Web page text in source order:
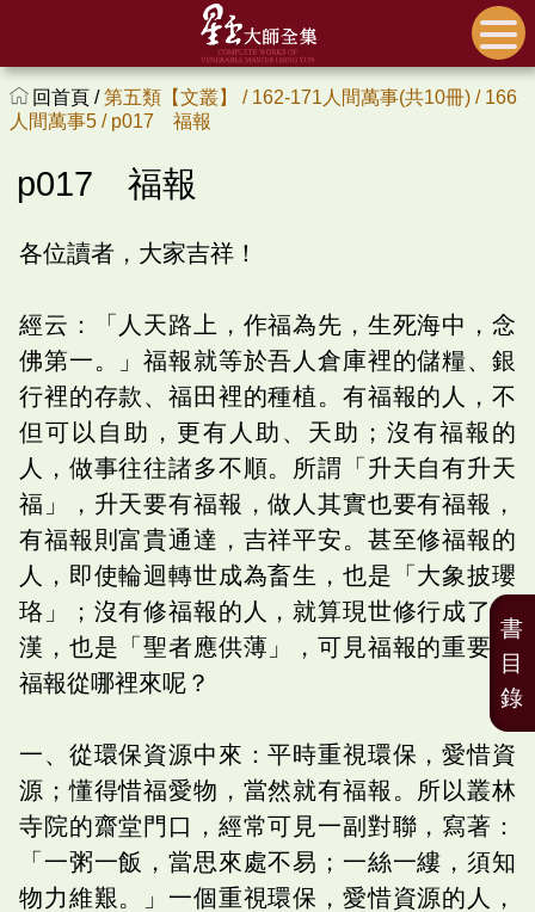
回首頁 /第五類【文叢】 / 162-171人間萬事(共10冊) / 166
人間萬事5 / p017 福報
p017 福報
各位讀者，大家吉祥！
經云：「人天路上，作福為先，生死海中，念
佛第一。」福報就等於吾人倉庫裡的儲糧、銀
行裡的存款、福田裡的種植。有福報的人，不
但可以自助，更有人助、天助；沒有福報的
人，做事往往諸多不順。所謂「升天自有升天
福」，升天要有福報，做人其實也要有福報，
有福報則富貴通達，吉祥平安。甚至修福報的
人，即使輪迴轉世成為畜生，也是「大象披瓔
珞」；沒有修福報的人，就算現世修行成了羅
漢，也是「聖者應供薄」，可見福報的重要。
福報從哪裡來呢？
一、從環保資源中來：平時重視環保，愛惜資
源；懂得惜福愛物，當然就有福報。所以叢林
寺院的齋堂門口，經常可見一副對聯，寫著：
「一粥一飯，當思來處不易；一絲一縷，須知
物力維艱。」一個重視環保，愛惜資源的人，
書
目
錄